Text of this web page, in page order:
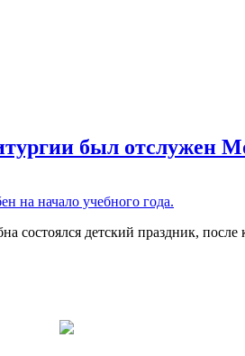
был отслужен
детский праздник,